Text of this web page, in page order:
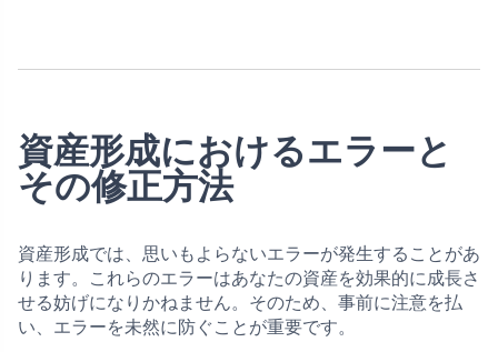
資産形成におけるエラーと
その修正方法
資産形成では、思いもよらないエラーが発生することがあ
ります。これらのエラーはあなたの資産を効果的に成長さ
せる妨げになりかねません。そのため、事前に注意を払
い、エラーを未然に防ぐことが重要です。